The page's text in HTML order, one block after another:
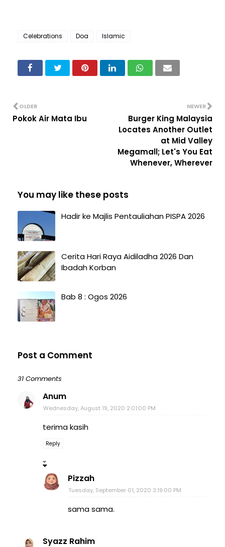
Celebrations Doa Islamic
NEWER
Burger King Malaysia
Locates Another Outlet
at Mid Valley
Megamall; Let's You Eat
Whenever, Wherever
OLDER
Pokok Air Mata Ibu
You may like these posts
Hadir ke Majlis Pentauliahan PISPA 2026
Cerita Hari Raya Aidiladha 2026 Dan
Ibadah Korban
Bab 8 : Ogos 2026
Post a Comment
31 Comments
Anum
Wednesday, August 19, 2020 2:01:00 PM
terima kasih
Reply
Pizzah
Tuesday, September 01, 2020 3:19:00 PM
sama sama.
Syazz Rahim